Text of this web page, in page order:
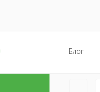
Блог